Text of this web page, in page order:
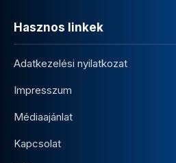
Hasznos linkek
Adatkezelési nyilatkozat
Impresszum
Médiaajánlat
Kapcsolat